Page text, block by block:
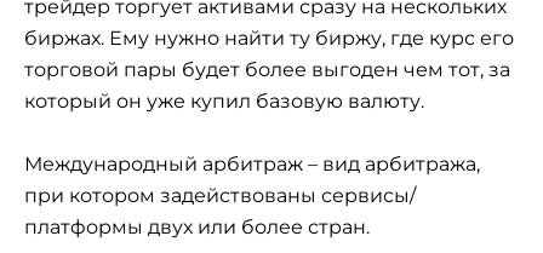
трейдер торгует активами сразу на нескольких
биржах. Ему нужно найти ту биржу, где курс его
торговой пары будет более выгоден чем тот, за
который он уже купил базовую валюту.
Международный арбитраж – вид арбитража,
при котором задействованы сервисы/
платформы двух или более стран.